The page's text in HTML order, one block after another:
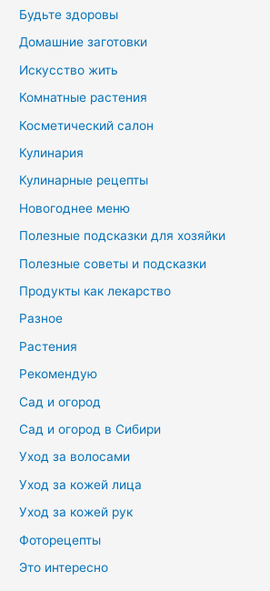
Будьте здоровы
Домашние заготовки
Искусство жить
Комнатные растения
Косметический салон
Кулинария
Кулинарные рецепты
Новогоднее меню
Полезные подсказки для хозяйки
Полезные советы и подсказки
Продукты как лекарство
Разное
Растения
Рекомендую
Сад и огород
Сад и огород в Сибири
Уход за волосами
Уход за кожей лица
Уход за кожей рук
Фоторецепты
Это интересно